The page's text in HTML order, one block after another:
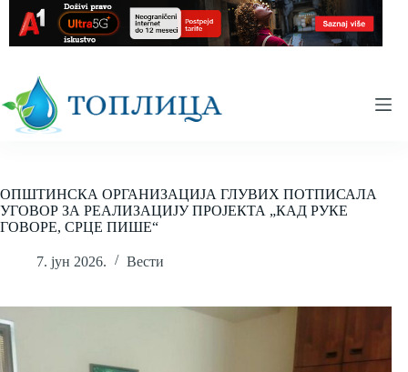
content
ОПШТИНСКА ОРГАНИЗАЦИЈА ГЛУВИХ ПОТПИСАЛА
УГОВОР ЗА РЕАЛИЗАЦИЈУ ПРОЈЕКТА „КАД РУКЕ
ГОВОРЕ, СРЦЕ ПИШЕ“
7. јун 2026. Вести